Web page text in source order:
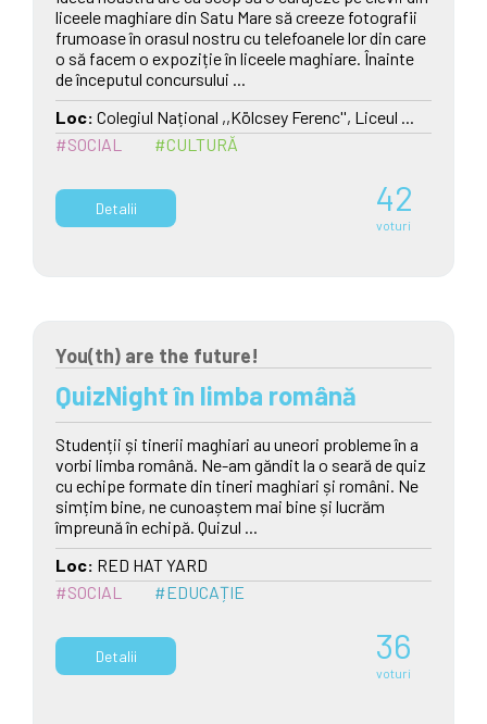
liceele maghiare din Satu Mare să creeze fotografii
frumoase în orasul nostru cu telefoanele lor din care
o să facem o expoziție în liceele maghiare. Înainte
de începutul concursului ...
Loc: Colegiul Național ,,Kölcsey Ferenc'', Liceul ...
#SOCIAL
#CULTURĂ
Detalii 42
voturi
You(th) are the future!
QuizNight în limba română
Studenții și tinerii maghiari au uneori probleme în a
vorbi limba română. Ne-am găndit la o seară de quiz
cu echipe formate din tineri maghiari și români. Ne
simțim bine, ne cunoaștem mai bine și lucrăm
împreună în echipă. Quizul ...
Loc: RED HAT YARD
#SOCIAL
#EDUCAȚIE
Detalii 36
voturi